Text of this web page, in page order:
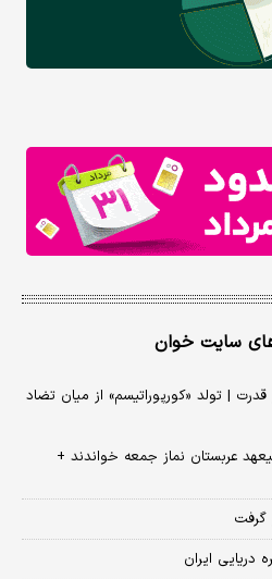
سایت خوان
قدرت | تولد «کورپوراتیسم» از میان تضاد
عربستان نماز جمعه خواندند +
گرفت
دریایی ایران